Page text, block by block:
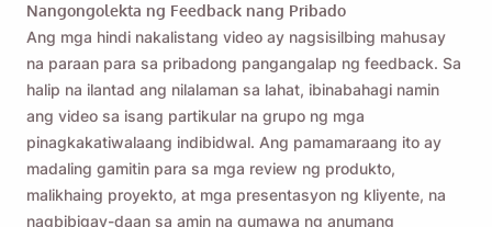
Nangongolekta ng Feedback nang Pribado
Ang mga hindi nakalistang video ay nagsisilbing mahusay
na paraan para sa pribadong pangangalap ng feedback. Sa
halip na ilantad ang nilalaman sa lahat, ibinabahagi namin
ang video sa isang partikular na grupo ng mga
pinagkakatiwalaang indibidwal. Ang pamamaraang ito ay
madaling gamitin para sa mga review ng produkto,
malikhaing proyekto, at mga presentasyon ng kliyente, na
nagbibigay-daan sa amin na gumawa ng anumang